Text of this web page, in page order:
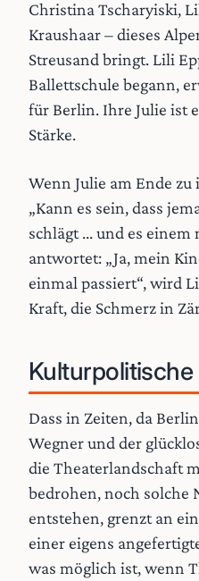
Christina Tscharyiski,
Kraushaar – dieses
Streusand bringt. Lili
Ballettschule begann,
für Berlin. Ihre Julie ist
Stärke.
Wenn Julie am Ende
„Kann es sein, dass
schlägt ... und es
antwortet: „Ja, mein
einmal passiert“, wird
Kraft, die Schmerz in
Dass in Zeiten, da
Wegner und der
die Theaterlandschaft
bedrohen, noch solche
entstehen, grenzt an
einer eigens
was möglich ist, wenn